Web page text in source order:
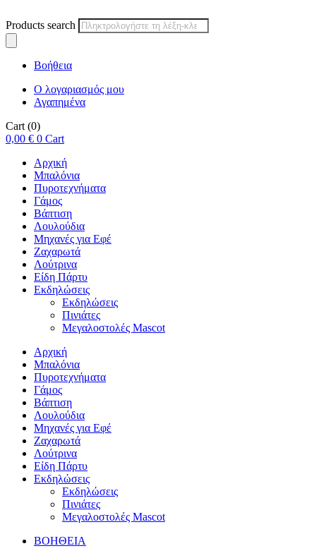
Products search
Βοήθεια
Ο λογαριασμός μου
Αγαπημένα
Cart (0)
0,00 € 0 Cart
Αρχική
Μπαλόνια
Πυροτεχνήματα
Γάμος
Βάπτιση
Λουλούδια
Μηχανές για Εφέ
Ζαχαρωτά
Λούτρινα
Είδη Πάρτυ
Εκδηλώσεις
Εκδηλώσεις
Πινιάτες
Μεγαλοστολές Mascot
Αρχική
Μπαλόνια
Πυροτεχνήματα
Γάμος
Βάπτιση
Λουλούδια
Μηχανές για Εφέ
Ζαχαρωτά
Λούτρινα
Είδη Πάρτυ
Εκδηλώσεις
Εκδηλώσεις
Πινιάτες
Μεγαλοστολές Mascot
ΒΟΗΘΕΙΑ